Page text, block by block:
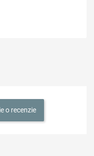
o recenzie